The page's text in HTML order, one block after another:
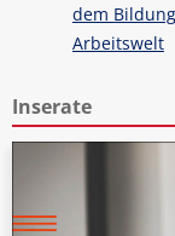
dem
Arbeitswelt
Inserate